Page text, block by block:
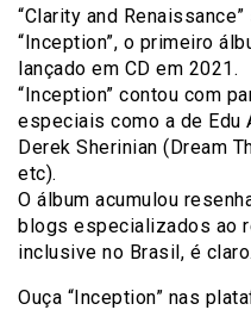
“Clarity and
“Inception”, o primeiro
lançado em CD em 2021.
“Inception” contou com
especiais como a de Edu
Derek Sherinian (Dream
etc).
O álbum acumulou
blogs especializados ao
inclusive no Brasil, é claro.
Ouça “Inception” nas